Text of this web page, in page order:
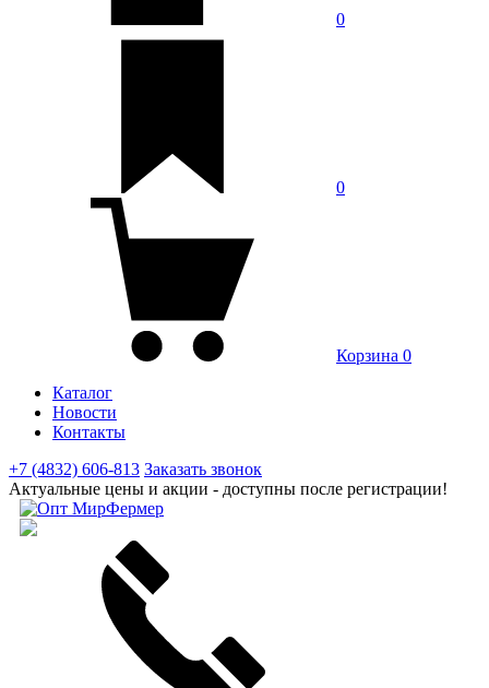
0
0
Корзина 0
Каталог
Новости
Контакты
+7 (4832) 606-813 Заказать звонок
Актуальные цены и акции - доступны после регистрации!